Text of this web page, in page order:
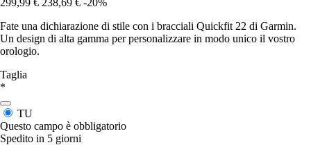
Fate una dichiarazione di stile con i bracciali Quickfit 22 di Garmin.
Un design di alta gamma per personalizzare in modo unico il vostro
orologio.
Taglia
*
TU
Questo campo è obbligatorio
Spedito in 5 giorni